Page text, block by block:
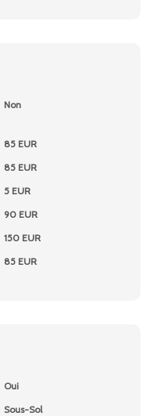
Non
85 EUR
85 EUR
5 EUR
90 EUR
150 EUR
85 EUR
Oui
Sous-Sol